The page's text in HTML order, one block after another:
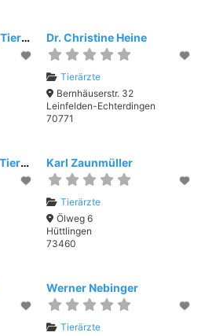
Stefan Wesselmann, Tierärzte Hohenlohe Dr. Christine Heine
Tierärzte
Bernhäuserstr. 32
Leinfelden-Echterdingen
70771
Dr. Alexandra Nadig, Tierarztpraxis Dr. Nadig Karl Zaunmüller
Tierärzte
Ölweg 6
Hüttlingen
73460
Werner Nebinger
Tierärzte